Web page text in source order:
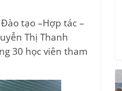
tạo –Hợp tác –
Thị Thanh
30 học viên tham